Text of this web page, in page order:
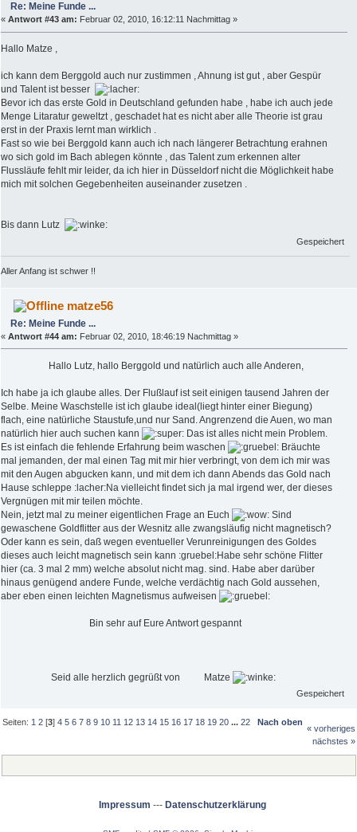
Re: Meine Funde ...
« Antwort #43 am: Februar 02, 2010, 16:12:11 Nachmittag »
Hallo Matze ,
ich kann dem Berggold auch nur zustimmen , Ahnung ist gut , aber Gespür
und Talent ist besser
Bevor ich das erste Gold in Deutschland gefunden habe , habe ich auch jede
Menge Litaratur geweltzt , geschadet hat es nicht aber alle Theorie ist grau
erst in der Praxis lernt man wirklich .
Fast so wie bei Berggold kann auch ich nach längerer Betrachtung erahnen
wo sich gold im Bach ablegen könnte , das Talent zum erkennen alter
Flussläufe fehlt mir leider, da ich hier in Düsseldorf nicht die Möglichkeit habe
mich mit solchen Gegebenheiten auseinander zusetzen .
Bis dann Lutz
Gespeichert
Aller Anfang ist schwer !!
matze56
Re: Meine Funde ...
« Antwort #44 am: Februar 02, 2010, 18:46:19 Nachmittag »
Hallo Lutz, hallo Berggold und natürlich auch alle Anderen,
Ich habe ja ich glaube alles. Der Flußlauf ist seit einigen tausend Jahren der
Selbe. Meine Waschstelle ist ich glaube ideal(liegt hinter einer Biegung)
flach, eine natürliche Staustufe,und nur Sand. Angrenzend die Auen, wo man
natürlich hier auch suchen kann
Das ist alles nicht mein Problem.
Es ist einfach die fehlende Erfahrung beim waschen
Bräuchte
mal jemanden, der mal einen Tag mit mir hier verbringt, von dem ich mir was
mit den Augen abgucken kann, und mit dem ich dann Abends das Gold nach
Hause schleppe :lacher:Na vielleicht findet sich ja mal irgend wer, der dieses
Vergnügen mit mir teilen möchte.
Nein, jetzt mal zu meiner eigentlichen Frage an Euch
Sind
gewaschene Goldflitter aus der Wesnitz alle zwangsläufig nicht magnetisch?
Oder kann es sein, daß wegen eventueller Verunreinigungen des Goldes
dieses auch leicht magnetisch sein kann :gruebel:Habe sehr schöne Flitter
hier (ca. 3 mal 2 mm) welche absolut nicht mag. sind. Habe aber darüber
hinaus genügend andere Funde, welche verdächtig nach Gold aussehen,
aber eben einen leichten Magnetismus aufweisen
Bin sehr auf Eure Antwort gespannt
Seid alle herzlich gegrüßt von Matze
Gespeichert
Seiten: 1 2 [3]4 5 6 7 8 9 10 11 12 13 14 15 16 17 18 19 20 ...22 Nach oben
« vorheriges
nächstes »
Impressum --- Datenschutzerklärung